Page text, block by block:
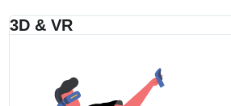
3D & VR